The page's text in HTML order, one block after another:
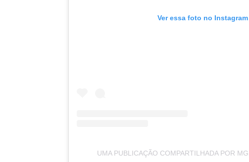
Ver essa foto no Instagram
UMA PUBLICAÇÃO COMPARTILHADA POR